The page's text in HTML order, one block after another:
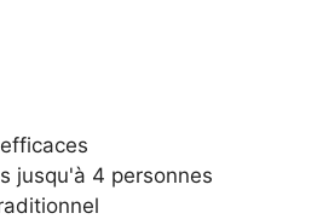
jusqu'à 4 personnes